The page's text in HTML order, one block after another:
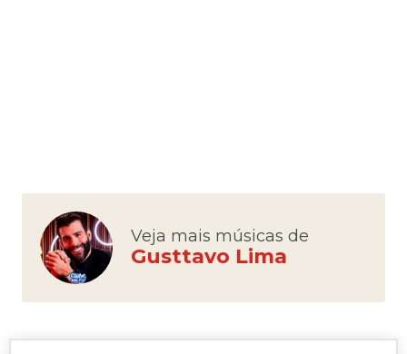
Veja mais músicas de
Gusttavo Lima